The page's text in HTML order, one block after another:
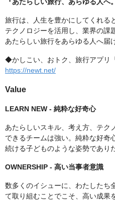
『あたらしい旅行、あらゆる人へ
旅行は、人生を豊かにしてくれる
テクノロジーを活用し、業界の課
あたらしい旅行をあらゆる人へ届
◆かしこい、おトク、旅行アプリ
https://newt.net/
Value
LEARN NEW - 純粋な好奇心
あたらしいスキル、考え方、テク
できるチームは強い。純粋な好奇
続ける子どものような姿勢であり
OWNERSHIP - 高い当事者意識
数多くのイシューに、わたしたち
て取り組むことでこそ、高い成果